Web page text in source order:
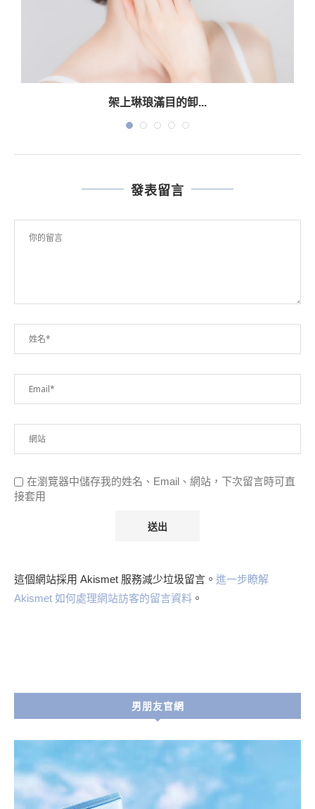
架上琳琅滿目的卸...
發表留言
在瀏覽器中儲存我的姓名、Email、網站，下次留言時可直
接套用
這個網站採用 Akismet 服務減少垃圾留言。 進一步瞭解
Akismet 如何處理網站訪客的留言資料 。
男朋友官網